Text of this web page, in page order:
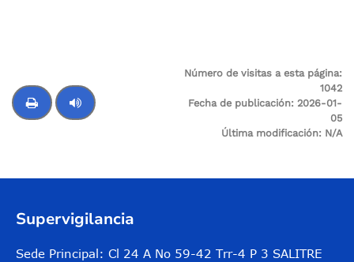
Número de visitas a esta página:
1042
Fecha de publicación: 2026-01-
05
Última modificación: N/A
Supervigilancia
Sede Principal: Cl 24 A No 59-42 Trr-4 P 3 SALITRE